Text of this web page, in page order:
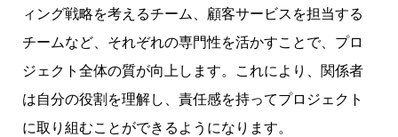
ィング戦略を考えるチーム、顧客サービスを担当する
チームなど、それぞれの専門性を活かすことで、プロ
ジェクト全体の質が向上します。これにより、関係者
は自分の役割を理解し、責任感を持ってプロジェクト
に取り組むことができるようになります。